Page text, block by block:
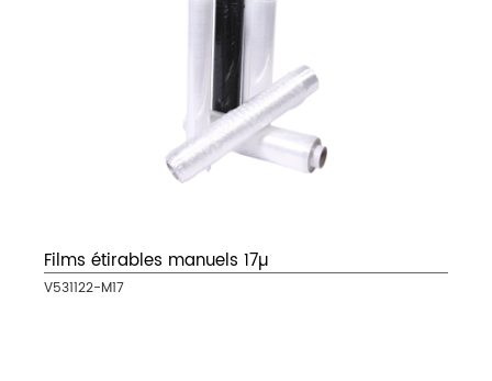
Films étirables manuels 17µ
V531122-M17